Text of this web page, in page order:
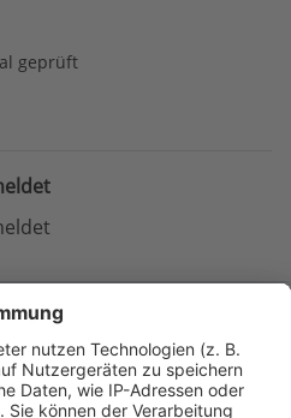
geprüft
|Telefonat geführt